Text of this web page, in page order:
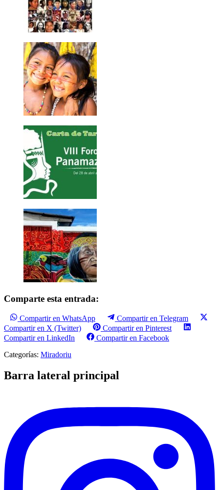
Comparte esta entrada:
Compartir en WhatsApp
Compartir en Telegram
Compartir en X (Twitter)
Compartir en Pinterest
Compartir en LinkedIn
Compartir en Facebook
Categorías: Miradoriu
Barra lateral principal